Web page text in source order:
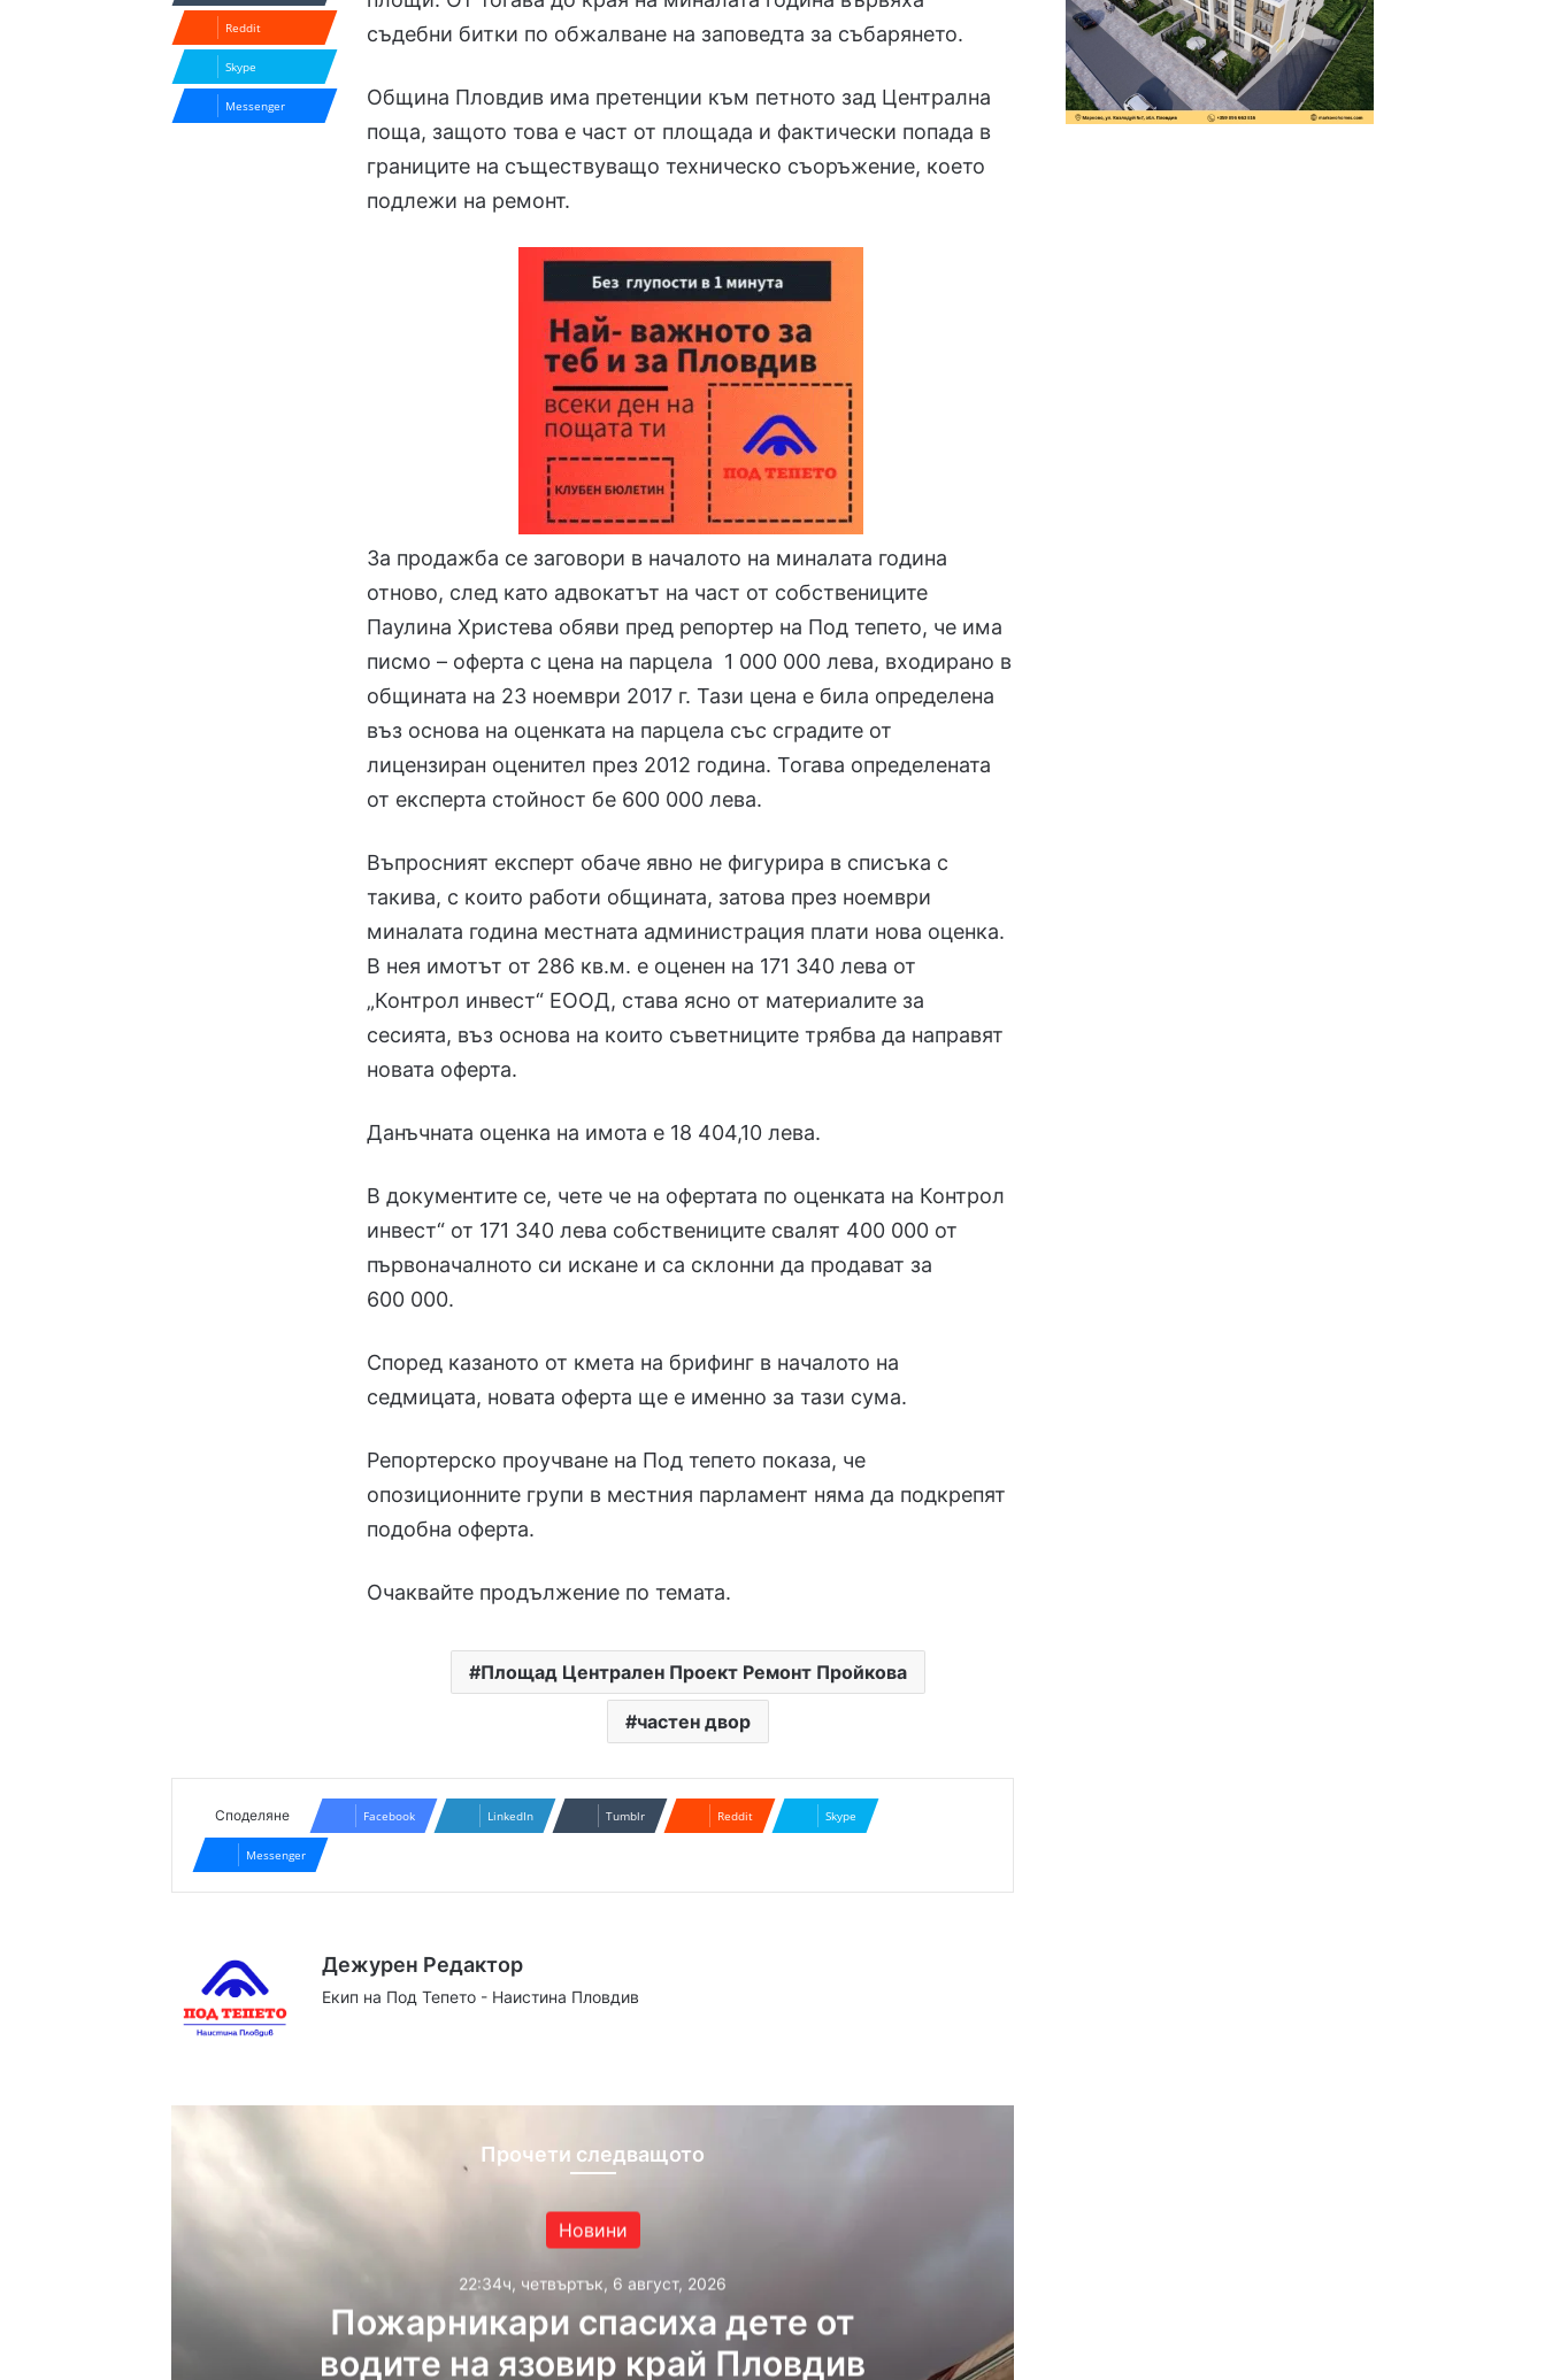
съдебни битки по обжалване на заповедта за събарянето.
Община Пловдив има претенции към петното зад Централна
поща, защото това е част от площада и фактически попада в
границите на съществуващо техническо съоръжение, което
подлежи на ремонт.
За продажба се заговори в началото на миналата година
отново, след като адвокатът на част от собствениците
Паулина Христева обяви пред репортер на Под тепето, че има
писмо – оферта с цена на парцела 1 000 000 лева, входирано в
общината на 23 ноември 2017 г. Тази цена е била определена
въз основа на оценката на парцела със сградите от
лицензиран оценител през 2012 година. Тогава определената
от експерта стойност бе 600 000 лева.
Въпросният експерт обаче явно не фигурира в списъка с
такива, с които работи общината, затова през ноември
миналата година местната администрация плати нова оценка.
В нея имотът от 286 кв.м. е оценен на 171 340 лева от
„Контрол инвест“ ЕООД, става ясно от материалите за
сесията, въз основа на които съветниците трябва да направят
новата оферта.
Данъчната оценка на имота е 18 404,10 лева.
В документите се, чете че на офертата по оценката на Контрол
инвест“ от 171 340 лева собствениците свалят 400 000 от
първоначалното си искане и са склонни да продават за
600 000.
Според казаното от кмета на брифинг в началото на
седмицата, новата оферта ще е именно за тази сума.
Репортерско проучване на Под тепето показа, че
опозиционните групи в местния парламент няма да подкрепят
подобна оферта.
Очаквайте продължение по темата.
Площад Централен Проект Ремонт Пройкова
частен двор
Reddit
Skype
Messenger
Споделяне Facebook LinkedIn Tumblr Reddit Skype
Messenger
Дежурен Редактор
Екип на Под Тепето - Наистина Пловдив
Прочети следващото
Новини
22:34ч, четвъртък, 6 август, 2026
Пожарникари спасиха дете от
водите на язовир край Пловдив